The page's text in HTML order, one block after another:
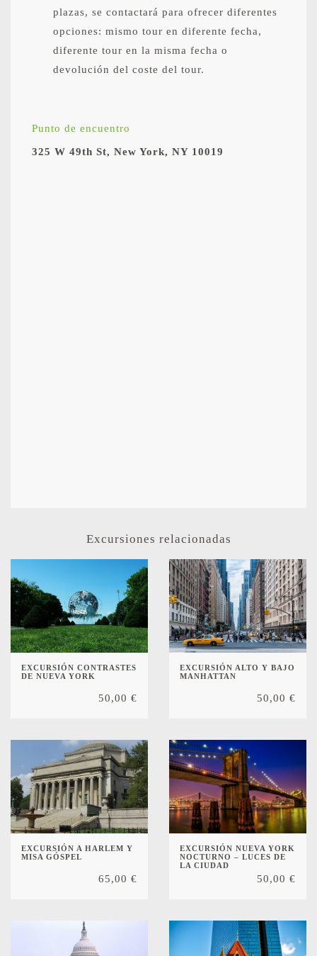
plazas, se contactará para ofrecer diferentes
opciones: mismo tour en diferente fecha,
diferente tour en la misma fecha o
devolución del coste del tour.
Punto de encuentro
325 W 49th St, New York, NY 10019
Excursiones relacionadas
EXCURSIÓN CONTRASTES
DE NUEVA YORK
50,00 €
EXCURSIÓN ALTO Y BAJO
MANHATTAN
50,00 €
EXCURSIÓN A HARLEM Y
MISA GÓSPEL
65,00 €
EXCURSIÓN NUEVA YORK
NOCTURNO – LUCES DE
LA CIUDAD
50,00 €